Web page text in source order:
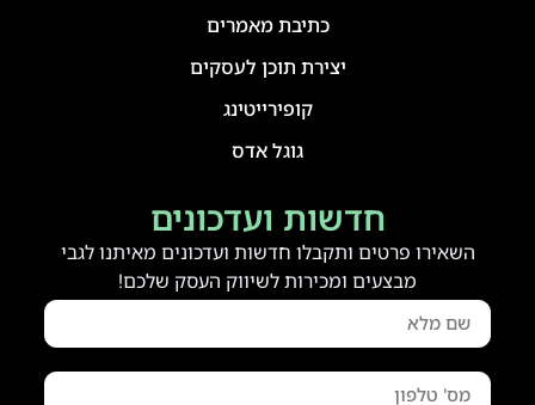
חדשות ועדכונים
השאירו פרטים ותקבלו חדשות ועדכונים מאיתנו לגבי
מבצעים ומכירות לשיווק העסק שלכם!
כתיבת מאמרים
יצירת תוכן לעסקים
קופירייטינג
גוגל אדס